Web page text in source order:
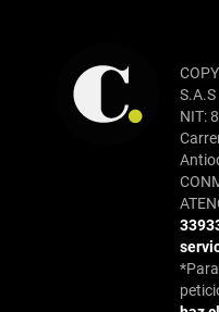
S.A.S
NIT: